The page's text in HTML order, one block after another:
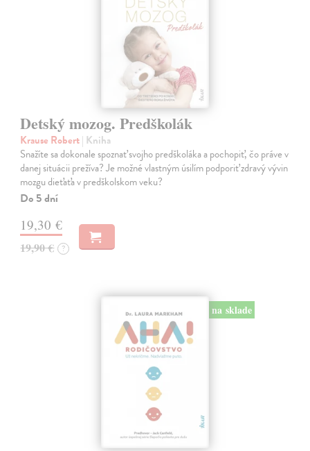
Detský mozog. Predškolák
Krause Robert| Kniha
Snažíte sa dokonale spoznať svojho predškoláka a pochopiť, čo práve v
danej situácii prežíva? Je možné vlastným úsilím podporiť zdravý vývin
mozgu dieťaťa v predškolskom veku?
Do 5 dní
19,30 €
19,90 € ?
na sklade